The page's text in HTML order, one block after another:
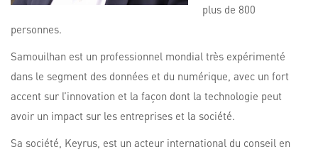
plus de 800
personnes.
Samouilhan est un professionnel mondial très expérimenté
dans le segment des données et du numérique, avec un fort
accent sur l’innovation et la façon dont la technologie peut
avoir un impact sur les entreprises et la société.
Sa société, Keyrus, est un acteur international du conseil en